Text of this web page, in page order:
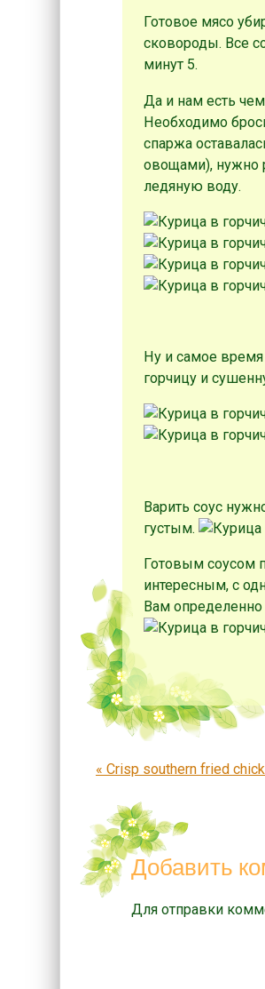
Готовое мясо
сковороды. Все
минут 5.
Да и нам есть
Необходимо
спаржа
овощами), нужно
ледяную воду.
Ну и самое
горчицу и
Варить соус
густым.
Готовым соусом
интересным, с
Вам определенно
Запись
« Crisp southern fried
Добавить
Для отправки